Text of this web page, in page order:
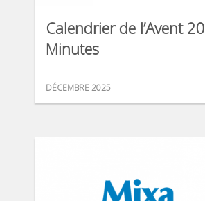
Calendrier de l’Avent 20
Minutes
DÉCEMBRE 2025